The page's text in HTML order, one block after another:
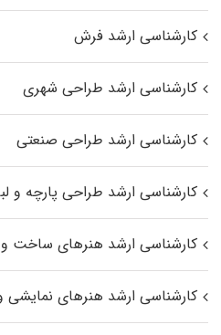
کارشناسی ارشد فرش
کارشناسی ارشد طراحی شهری
کارشناسی ارشد طراحی صنعتی
کارشناسی ارشد طراحی پارچه و
کارشناسی ارشد هنرهای ساخت
کارشناسی ارشد هنرهای نمایشی